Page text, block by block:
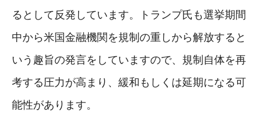
るとして反発しています。トランプ氏も選挙期間
中から米国金融機関を規制の重しから解放すると
いう趣旨の発言をしていますので、規制自体を再
考する圧力が高まり、緩和もしくは延期になる可
能性があります。